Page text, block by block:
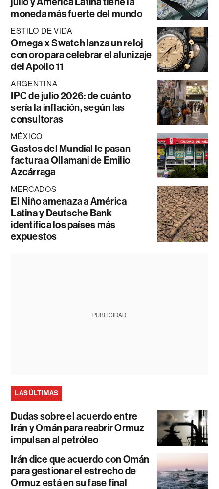
moneda más fuerte del mundo
ESTILO DE VIDA
Omega x Swatch lanza un reloj
con oro para celebrar el alunizaje
del Apollo 11
ARGENTINA
IPC de julio 2026: de cuánto
sería la inflación, según las
consultoras
MÉXICO
Gastos del Mundial le pasan
factura a Ollamani de Emilio
Azcárraga
MERCADOS
El Niño amenaza a América
Latina y Deutsche Bank
identifica los países más
expuestos
PUBLICIDAD
LAS ÚLTIMAS
Dudas sobre el acuerdo entre
Irán y Omán para reabrir Ormuz
impulsan al petróleo
Irán dice que acuerdo con Omán
para gestionar el estrecho de
Ormuz está en su fase final